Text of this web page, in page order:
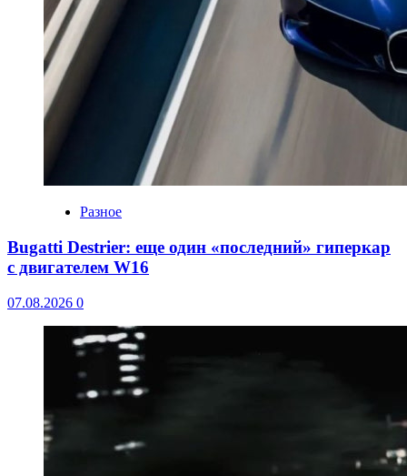
Разное
Bugatti Destrier: еще один «последний» гиперкар
с двигателем W16
07.08.2026 0